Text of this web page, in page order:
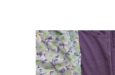
取扱いブランド
お問い合わせ